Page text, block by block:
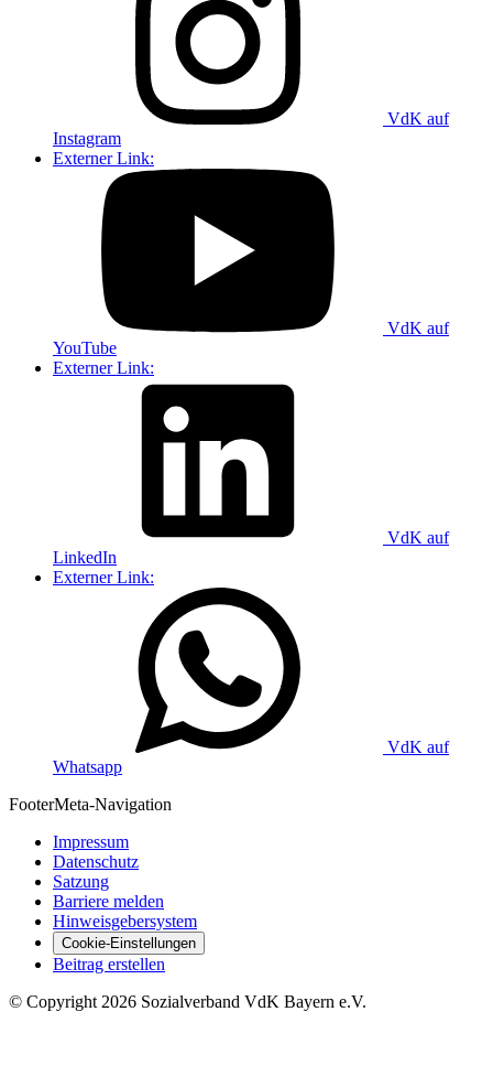
VdK auf
Instagram
Externer Link:
VdK auf
YouTube
Externer Link:
VdK auf
LinkedIn
Externer Link:
VdK auf
Whatsapp
FooterMeta-Navigation
Impressum
Datenschutz
Satzung
Barriere melden
Hinweisgebersystem
Cookie-Einstellungen
Beitrag erstellen
© Copyright 2026 Sozialverband VdK Bayern e.V.